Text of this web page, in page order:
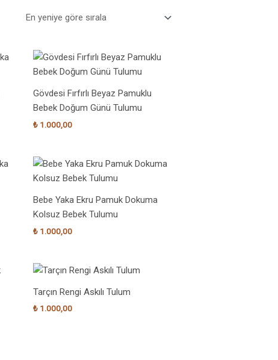
Gövdesi Fırfırlı Beyaz Pamuklu
Bebek Doğum Günü Tulumu
₺1.000,00
Bebe Yaka Ekru Pamuk Dokuma
Kolsuz Bebek Tulumu
₺1.000,00
Tarçın Rengi Askılı Tulum
₺1.000,00